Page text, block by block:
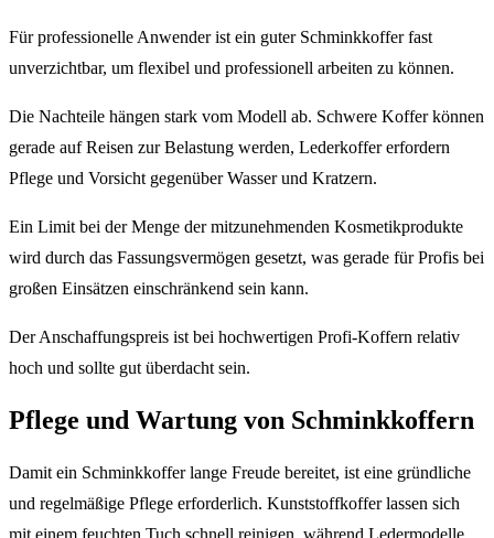
Für professionelle Anwender ist ein guter Schminkkoffer fast
unverzichtbar, um flexibel und professionell arbeiten zu können.
Die Nachteile hängen stark vom Modell ab. Schwere Koffer können
gerade auf Reisen zur Belastung werden, Lederkoffer erfordern
Pflege und Vorsicht gegenüber Wasser und Kratzern.
Ein Limit bei der Menge der mitzunehmenden Kosmetikprodukte
wird durch das Fassungsvermögen gesetzt, was gerade für Profis bei
großen Einsätzen einschränkend sein kann.
Der Anschaffungspreis ist bei hochwertigen Profi-Koffern relativ
hoch und sollte gut überdacht sein.
Pflege und Wartung von Schminkkoffern
Damit ein Schminkkoffer lange Freude bereitet, ist eine gründliche
und regelmäßige Pflege erforderlich. Kunststoffkoffer lassen sich